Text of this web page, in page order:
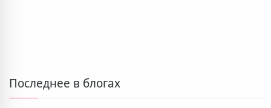
Последнее в блогах